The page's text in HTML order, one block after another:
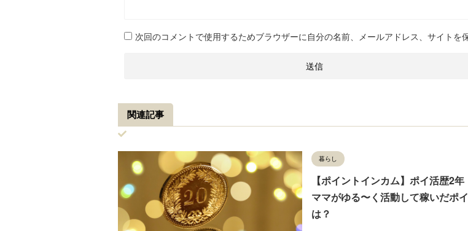
次回のコメントで使用するためブラウザーに自分の名前、メールアドレス、サイトを保
関連記事
暮らし
【ポイントインカム】ポイ活歴2
ママがゆる〜く活動して稼いだポ
は？